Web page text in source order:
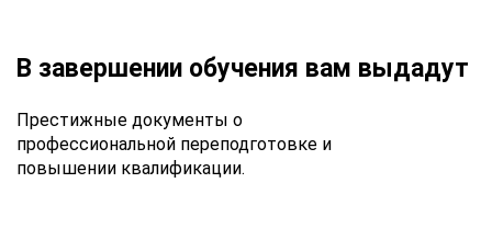
В завершении обучения вам выдадут
Престижные документы о
профессиональной переподготовке и
повышении квалификации.